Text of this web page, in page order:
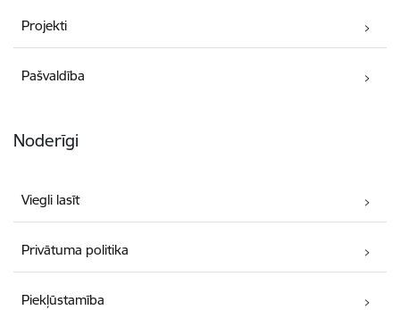
Projekti
Pašvaldība
Noderīgi
Viegli lasīt
Privātuma politika
Piekļūstamība